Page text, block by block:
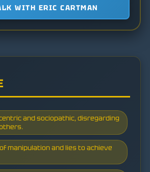
WITH ERIC CARTMAN
and sociopathic, disregarding
manipulation and lies to achieve